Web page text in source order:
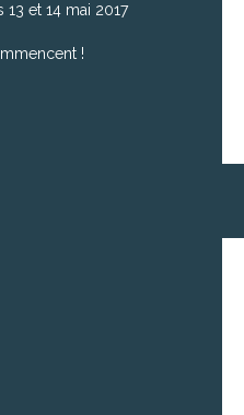
et 14 mai 2017
!